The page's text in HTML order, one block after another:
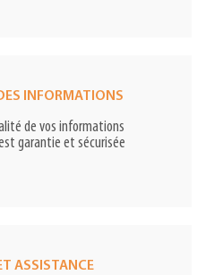
INFORMATIONS
de vos informations
garantie et sécurisée
ASSISTANCE